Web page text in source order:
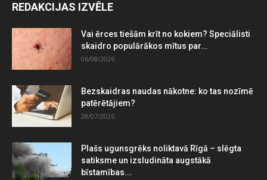
REDAKCIJAS IZVĒLE
Vai ērces tiešām krīt no kokiem? Speciālisti
skaidro populārākos mītus par...
06/08/2026
Bezskaidras naudas nākotne: ko tas nozīmē
patērētājiem?
28/07/2026
Plašs ugunsgrēks noliktavā Rīgā – slēgta
satiksme un izsludināta augstākā
bīstamības...